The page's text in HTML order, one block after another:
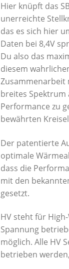
Hier knüpft das
unerreichte
das es sich hier
Daten bei 8,4V
Du also das
diesem
Zusammenarbeit
breites Spektrum
Performance zu
bewährten
Der patentierte
optimale
dass die
mit den
gesetzt.
HV steht für
Spannung
möglich. Alle HV
betrieben